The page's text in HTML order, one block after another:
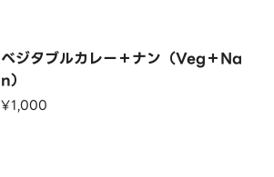
ベジタブルカレー＋ナン（Veg＋Na
n）
¥1,000